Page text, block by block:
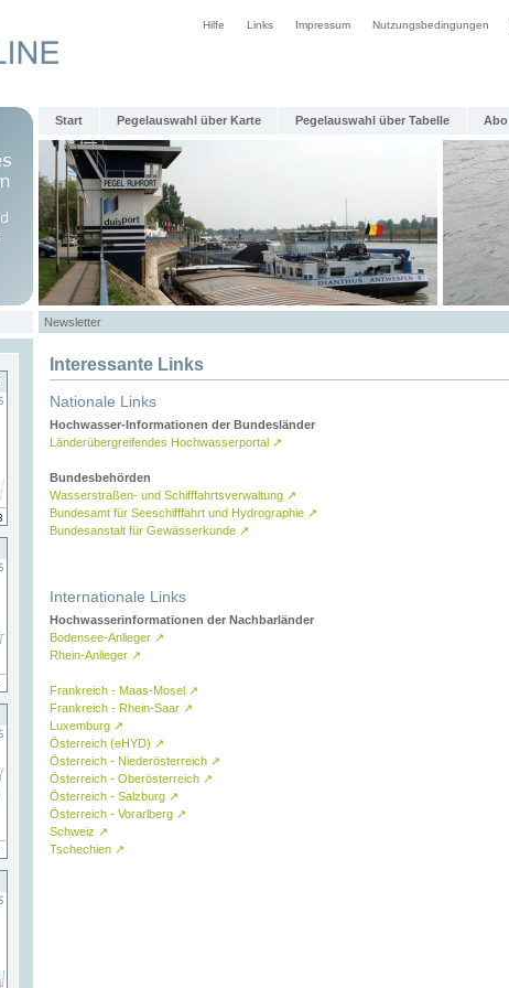
Hilfe Links Impressum Nutzungsbedingungen
Start Pegelauswahl über Karte Pegelauswahl über Tabelle Abo
Newsletter
Interessante Links
Nationale Links
Hochwasser-Informationen der Bundesländer
Länderübergreifendes Hochwasserportal ↗
Bundesbehörden
Wasserstraßen- und Schifffahrtsverwaltung ↗
Bundesamt für Seeschifffahrt und Hydrographie ↗
Bundesanstalt für Gewässerkunde ↗
Internationale Links
Hochwasserinformationen der Nachbarländer
Bodensee-Anlieger ↗
Rhein-Anlieger ↗
Frankreich - Maas-Mosel ↗
Frankreich - Rhein-Saar ↗
Luxemburg ↗
Österreich (eHYD) ↗
Österreich - Niederösterreich ↗
Österreich - Oberösterreich ↗
Österreich - Salzburg ↗
Österreich - Vorarlberg ↗
Schweiz ↗
Tschechien ↗